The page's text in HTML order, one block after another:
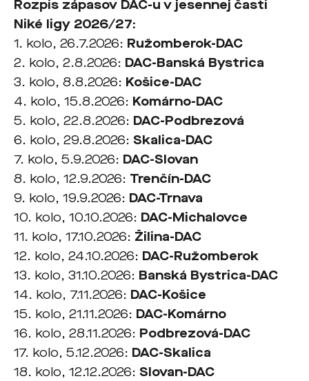
Rozpis zápasov DAC-u v jesennej časti
Niké ligy 2026/27:
1. kolo, 26.7.2026: Ružomberok-DAC
2. kolo, 2.8.2026: DAC-Banská Bystrica
3. kolo, 8.8.2026: Košice-DAC
4. kolo, 15.8.2026: Komárno-DAC
5. kolo, 22.8.2026: DAC-Podbrezová
6. kolo, 29.8.2026: Skalica-DAC
7. kolo, 5.9.2026: DAC-Slovan
8. kolo, 12.9.2026: Trenčín-DAC
9. kolo, 19.9.2026: DAC-Trnava
10. kolo, 10.10.2026: DAC-Michalovce
11. kolo, 17.10.2026: Žilina-DAC
12. kolo, 24.10.2026: DAC-Ružomberok
13. kolo, 31.10.2026: Banská Bystrica-DAC
14. kolo, 7.11.2026: DAC-Košice
15. kolo, 21.11.2026: DAC-Komárno
16. kolo, 28.11.2026: Podbrezová-DAC
17. kolo, 5.12.2026: DAC-Skalica
18. kolo, 12.12.2026: Slovan-DAC